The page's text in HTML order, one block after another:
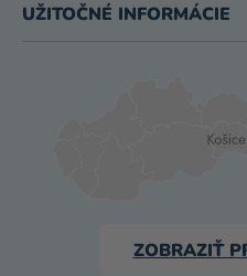
UŽITOČNÉ INFORMÁCIE
ZOBRAZIŤ